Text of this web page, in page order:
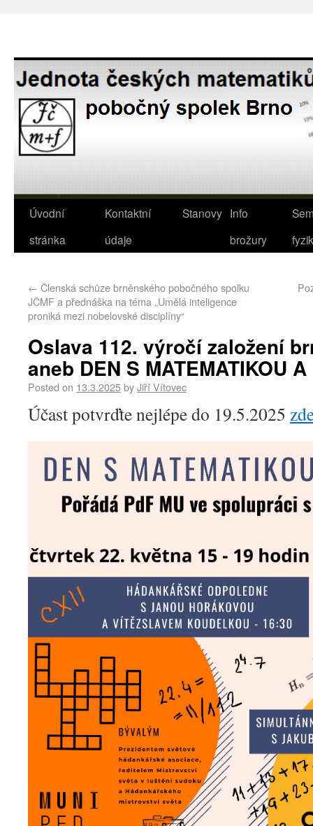
Úvodní
stránka
Kontaktní
údaje
Stanovy Info
brožury
← Členská schůze brněnského pobočného spolku
JČMF a přednáška na téma „Umělá inteligence
proniká mezi nobelovské disciplíny“
Oslava 112. výročí založení
aneb DEN S MATEMATIKOU
Posted on 13.3.2025byJiří Vítovec
Účast potvrďte nejlépe do 19.5.2025